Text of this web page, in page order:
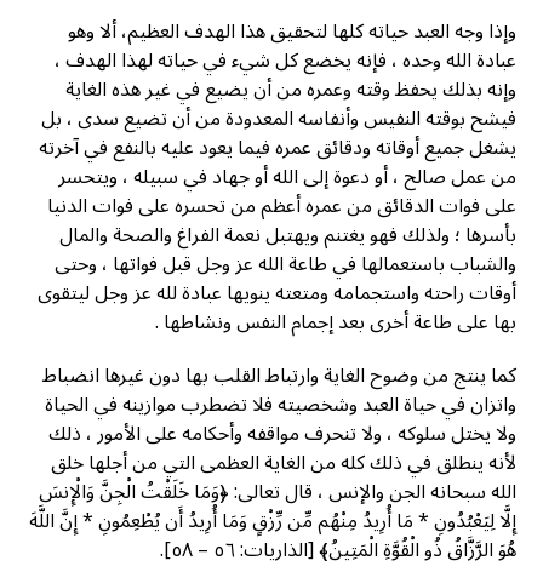
وإذا وجه العبد حياته كلها لتحقيق هذا الهدف العظيم، ألا وهو
عبادة الله وحده ، فإنه يخضع كل شيء في حياته لهذا الهدف ،
وإنه بذلك يحفظ وقته وعمره من أن يضيع في غير هذه الغاية
فيشح بوقته النفيس وأنفاسه المعدودة من أن تضيع سدى ، بل
يشغل جميع أوقاته ودقائق عمره فيما يعود عليه بالنفع في آخرته
من عمل صالح ، أو دعوة إلى الله أو جهاد في سبيله ، ويتحسر
على فوات الدقائق من عمره أعظم من تحسره على فوات الدنيا
بأسرها ؛ ولذلك فهو يغتنم ويهتبل نعمة الفراغ والصحة والمال
والشباب باستعمالها في طاعة الله عز وجل قبل فواتها ، وحتى
أوقات راحته واستجمامه ومتعته ينويها عبادة لله عز وجل ليتقوى
بها على طاعة أخرى بعد إجمام النفس ونشاطها .
كما ينتج من وضوح الغاية وارتباط القلب بها دون غيرها انضباط
واتزان في حياة العبد وشخصيته فلا تضطرب موازينه في الحياة
ولا يختل سلوكه ، ولا تنحرف مواقفه وأحكامه على الأمور ، ذلك
لأنه ينطلق في ذلك كله من الغاية العظمى التي من أجلها خلق
الله سبحانه الجن والإنس ، قال تعالى: ﴿وَمَا خَلَقْتُ الْجِنَّ وَالْإِنسَ
إِلَّا لِيَعْبُدُونِ * مَا أُرِيدُ مِنْهُم مِّن رِّزْقٍ وَمَا أُرِيدُ أَن يُطْعِمُونِ * إِنَّ اللَّهَ
هُوَ الرَّزَّاقُ ذُو الْقُوَّةِ الْمَتِينُ﴾ [الذاريات: ٥٦ – ٥٨].